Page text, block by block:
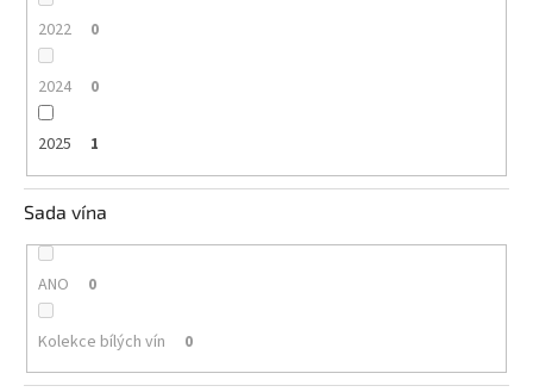
2022 0
2024 0
2025 1
Sada vína
ANO 0
Kolekce bílých vín 0